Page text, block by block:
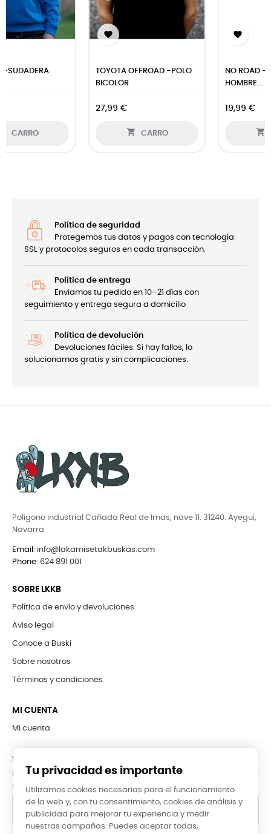

TOYOTA OFFROAD -POLO
NO ROAD -CAMISETA
Política de seguridad
Protegemos tus datos y pagos con tecnología
SSL y protocolos seguros en cada transacción.
Política de entrega
Enviamos tu pedido en 10–21 días con
seguimiento y entrega segura a domicilio
Política de devolución
Devoluciones fáciles. Si hay fallos, lo
solucionamos gratis y sin complicaciones.
Polígono industrial Cañada Real de Imas, nave 11. 31240. Ayegui,
Navarra
Email : info@lakamisetakbuskas.com
Phone: 624 891 001
SOBRE LKKB
Política de envío y devoluciones
Aviso legal
Conoce a Buski
Sobre nosotros
Términos y condiciones
MI CUENTA
Mi cuenta
SUBCRÍBETE A LA NEWSLETTER
Puede darse de baja en cualquier momento. Para ello, consulte
nuestra información de contacto en el aviso legal.
Tu privacidad es importante
Utilizamos cookies necesarias para el funcionamiento
de la web y, con tu consentimiento, cookies de análisis y
publicidad para mejorar tu experiencia y medir
nuestras campañas. Puedes aceptar todas,